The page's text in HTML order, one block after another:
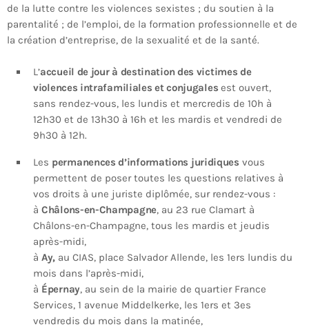
de la lutte contre les violences sexistes ; du soutien à la
parentalité ; de l’emploi, de la formation professionnelle et de
la création d’entreprise, de la sexualité et de la santé.
L’accueil de jour à destination des victimes de
violences intrafamiliales et conjugales est ouvert,
sans rendez-vous, les lundis et mercredis de 10h à
12h30 et de 13h30 à 16h et les mardis et vendredi de
9h30 à 12h.
Les permanences d’informations juridiques vous
permettent de poser toutes les questions relatives à
vos droits à une juriste diplômée, sur rendez-vous :
à Châlons-en-Champagne, au 23 rue Clamart à
Châlons-en-Champagne, tous les mardis et jeudis
après-midi,
à Ay, au CIAS, place Salvador Allende, les 1ers lundis du
mois dans l’après-midi,
à Épernay, au sein de la mairie de quartier France
Services, 1 avenue Middelkerke, les 1ers et 3es
vendredis du mois dans la matinée,